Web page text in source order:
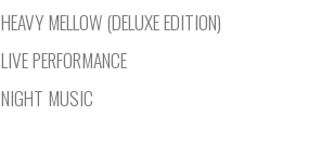
HEAVY MELLOW (DELUXE EDITION)
LIVE PERFORMANCE
NIGHT MUSIC